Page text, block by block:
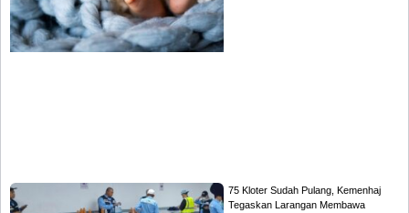
75 Kloter Sudah Pulang, Kemenhaj
Tegaskan Larangan Membawa